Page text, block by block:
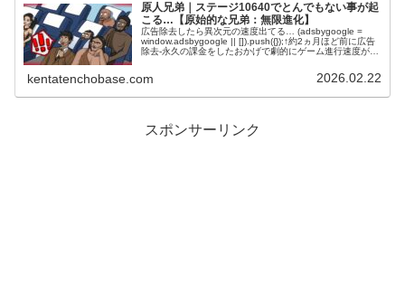
原人兄弟｜ステージ10640でとんでもない事が起
こる…【原始的な兄弟：無限進化】
広告除去したら異次元の速度出てる… (adsbygoogle =
window.adsbygoogle || []).push({});↑約2ヵ月ほど前に広告
除去-永久の課金をしたおかげで劇的にゲーム進行速度が上
kentatenchobase.com 2026.02.22
スポンサーリンク